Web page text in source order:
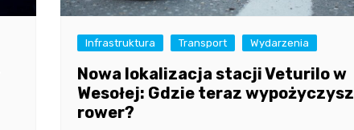
Infrastruktura Transport Wydarzenia
Nowa lokalizacja stacji Veturilo w
Wesołej: Gdzie teraz wypożyczysz
rower?